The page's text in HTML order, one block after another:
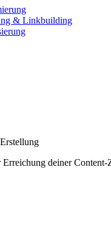
& Linkbuilding
deiner